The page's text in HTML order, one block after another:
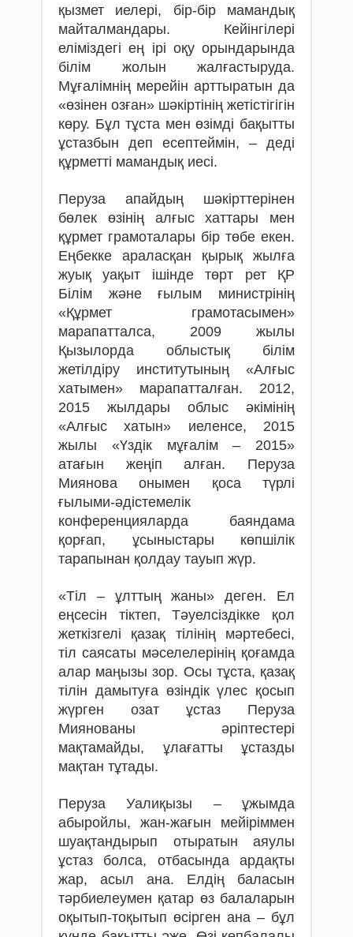
қызмет иелері, бір-бір мамандық
майталмандары. Кейінгілері
еліміздегі ең ірі оқу орындарында
білім жолын жалғастыруда.
Мұғалімнің мерейін арттыратын да
«өзінен озған» шәкіртінің же­тістігігін
көру. Бұл тұста мен өзімді бақытты
ұстазбын деп есептеймін, – деді
құрметті мамандық иесі.
Перуза апайдың шәкірттерінен
бөлек өзінің алғыс хаттары мен
құрмет грамоталары бір төбе екен.
Еңбекке араласқан қырық жылға
жуық уақыт ішінде төрт рет ҚР
Білім және ғылым министрінің
«Құрмет грамотасымен»
марапатталса, 2009 жылы
Қызылорда облыстық білім
жетілдіру институтының «Алғыс
хатымен» марапатталған. 2012,
2015 жылдары облыс әкімінің
«Алғыс хатын» иеленсе, 2015
жылы «Үздік мұғалім – 2015»
атағын жеңіп алған. Перуза
Миянова онымен қоса түрлі
ғылыми-әдістемелік
конференцияларда баяндама
қорғап, ұсыныстары көпшілік
тарапынан қолдау тауып жүр.
«Тіл – ұлттың жаны» деген. Ел
еңсесін тіктеп, Тәуелсіздікке қол
жеткізгелі қазақ тілінің мәртебесі,
тіл саясаты мәселелерінің қоғамда
алар маңызы зор. Осы тұста, қазақ
тілін дамытуға өзіндік үлес қосып
жүрген озат ұстаз Перуза
Миянованы әріптестері
мақтамайды, ұлағатты ұстазды
мақтан тұтады.
Перуза Уалиқызы – ұжымда
абыройлы, жан-жағын мейіріммен
шуақтандырып отыратын аяулы
ұстаз болса, отбасында ардақты
жар, асыл ана. Елдің баласын
тәрбиелеумен қатар өз балаларын
оқытып-тоқытып өсірген ана – бұл